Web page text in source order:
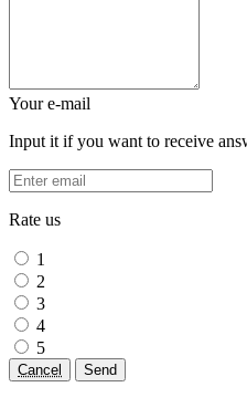
Your e-mail
Input it if you want to receive
Rate us
1
2
3
4
5
Cancel Send